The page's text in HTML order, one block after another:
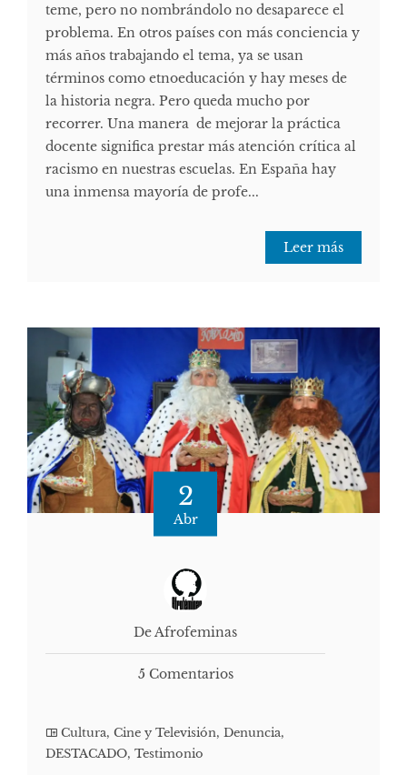
teme, pero no nombrándolo no desaparece el
problema. En otros países con más conciencia y
más años trabajando el tema, ya se usan
términos como etnoeducación y hay meses de
la historia negra. Pero queda mucho por
recorrer. Una manera de mejorar la práctica
docente significa prestar más atención crítica al
racismo en nuestras escuelas. En España hay
una inmensa mayoría de profe...
Leer más
2
Abr
De Afrofeminas
5 Comentarios
Cultura, Cine y Televisión, Denuncia,
DESTACADO, Testimonio